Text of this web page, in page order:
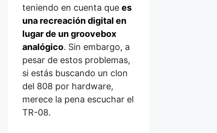
teniendo en cuenta que es
una recreación digital en
lugar de un groovebox
analógico. Sin embargo, a
pesar de estos problemas,
si estás buscando un clon
del 808 por hardware,
merece la pena escuchar el
TR-08.